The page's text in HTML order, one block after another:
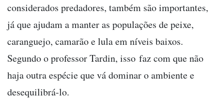
considerados predadores, também são importantes,
já que ajudam a manter as populações de peixe,
caranguejo, camarão e lula em níveis baixos.
Segundo o professor Tardin, isso faz com que não
haja outra espécie que vá dominar o ambiente e
desequilibrá-lo.